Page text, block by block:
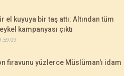
el kuyuya bir taş attı: Altından tüm
kampanyası çıktı
firavunu yüzlerce Müslüman'ı idam